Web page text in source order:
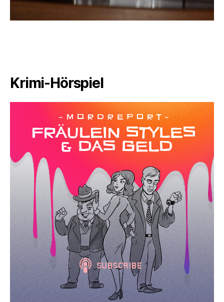
Krimi-Hörspiel